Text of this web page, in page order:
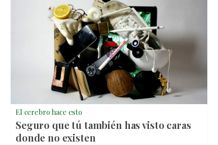
El cerebro hace esto
Seguro que tú también has visto caras
donde no existen